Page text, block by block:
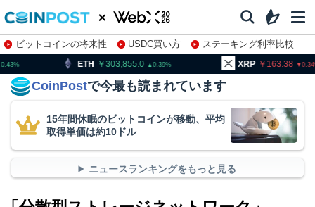
ビットコインの将来性 USDC買い方
ステーキング利率比較
株特集・関連銘柄
303,855.0 0.39 XRP 163.38 BNB
CoinPostで今最も読まれています
15年間休眠のビットコインが移動、平均
取得単価は約10ドル
ニュースランキングをもっと見る